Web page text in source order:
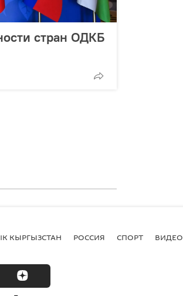
стран ОДКБ
КЫРГЫЗСТАН РОССИЯ СПОРТ ВИДЕО